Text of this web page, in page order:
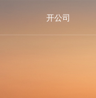
开公司